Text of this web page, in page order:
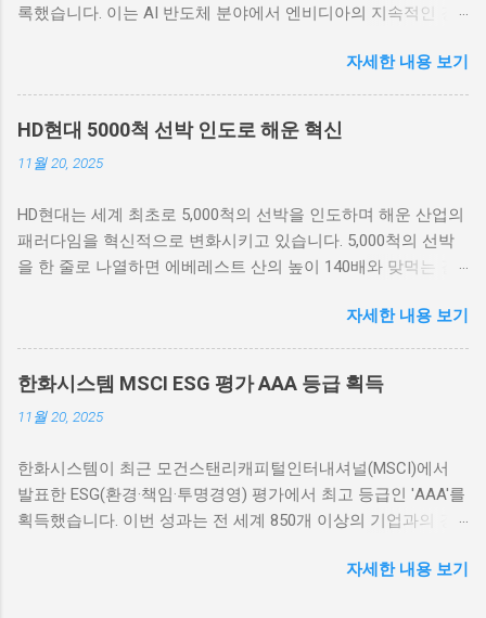
록했습니다. 이는 AI 반도체 분야에서 엔비디아의 지속적인 강
기술의 발전과 그에 따른 엔비디아의 시장 지배력을 강조하는
계기가 되었습니다. 엔비디아, 3분기 매출 성장률 폭발적 증가
엔비디아의 2023 회계연도 3분기 실적은 매출의 폭발적인 성장
을 보여주었습니다. 엔비디아는 이번 분기 동안 약 30억 달러 이
상의 매출을 기록하였으며, 이는 이전 분기 대비 70% 이상 증가
장을 이끌었습니다. AI와 머신러닝 기술의 발전이 엔비디아의
GPU(Graphics Processing Unit) 수요를 크게 증가시켰고, 이는
매출 고속 성장을 이끄는 주요 요인으로 작용하고 있습니다. 회
다”고 강조했습니다. 엔비디아의 강력한 성장세는 시장에서의
지배력을 더욱 공고히 하고 있으며, 기술 분야에서 엔비디아의
입지를 더욱 확고하게 하고 있습니다. 실제로 엔비디아의 GPU
라우드 서비스 제공업체에서의 채택이 빠르게 늘어나는 추세입
대장주로 자리매김하는 데 큰 기여를 하고 있습니다. 기업들은
향후 AI 기술 발전에 투자하기 위해 엔비디아의 기술을 선호하
고 있습니다. 브라질을 포함한 글로벌 시장에서 엔비디아의 기
술을 도입하려는 기업들이 늘어나는 것도 그 증거입니다. 엔비
자세한 내용 보기
HD현대 5000척 선박 인도로 해운 혁신
11월 20, 2025
HD현대는 세계 최초로 5,000척의 선박을 인도하며 해운 산업의
패러다임을 혁신적으로 변화시키고 있습니다. 5,000척의 선박
을 한 줄로 나열하면 에베레스트 산의 높이 140배와 맞먹는 길
함에서 대형 상선에 이르기까지 다양한 선박을 통해 HD현대는
글로벌 해운 업계를 재편하고 있습니다. HD현대의 5000척 선박
인도와 그 의미 HD현대가 성공적으로 인도한 5,000척의 선박은
해운 산업에 중대한 의미를 지니고 있습니다. 이 숫자는 단순한
대량 생산을 넘어, 해운 분야에서의 지속 가능성과 효율성을 강
통해 다양한 환경 친화적 기술을 도입하여 수송 효율을 극대화
하고 있으며, 이는 전 세계적으로 해양 오염 문제를 해결하는 중
요한 발판이 될 것입니다. 뿐만 아니라, HD현대는 최신 기술을
켰습니다. 예를 들어, 인공지능(AI)과 빅데이터 분석을 활용한
자세한 내용 보기
한화시스템 MSCI ESG 평가 AAA 등급 획득
11월 20, 2025
한화시스템이 최근 모건스탠리캐피털인터내셔널(MSCI)에서
발표한 ESG(환경·책임·투명경영) 평가에서 최고 등급인 'AAA'를
획득했습니다. 이번 성과는 전 세계 850개 이상의 기업과의 경
스템의 헌신과 노력을 의미합니다. 이러한 최상위 등급은 투자
자세한 내용 보기